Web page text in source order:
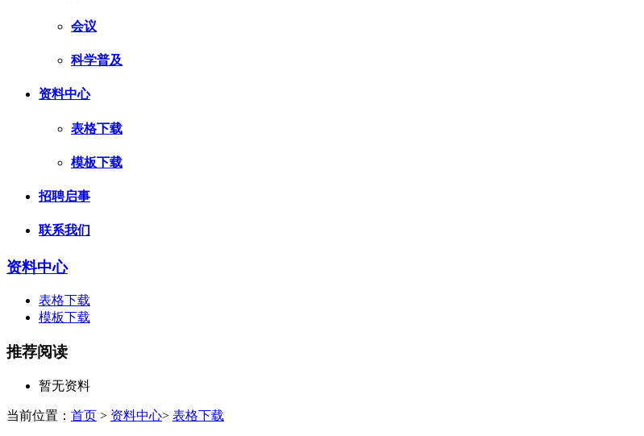
会议
科学普及
资料中心
表格下载
模板下载
招聘启事
联系我们
资料中心
表格下载
模板下载
推荐阅读
暂无资料
当前位置： 首页 > 资料中心> 表格下载